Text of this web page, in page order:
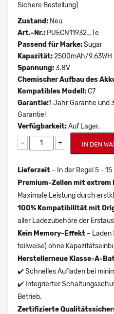
Sichere Bestellung)
Zustand: Neu
Art.-Nr.: PUECN11932_Te
Passend für Marke:Sugar
Kapazität:2500mAh/9.63WH
Spannung:3.8V
Chemischer Aufbau des
Kompatibles Modell:C7
Garantie:1 Jahr Garantie und
Garantie!
Verfügbarkeit:Auf Lager.
− + IN DEN
Lieferzeit – In der Regel 5 -
Premium-Zellen mit extrem
Maximale Leistung durch
100% Kompatibilität mit
aller Ladezubehöre der
Kein Memory-Effekt – Laden
teilweise) ohne
Herstellerneue Klasse-A-
✔️ Schnelles Aufladen bei
✔️ Integrierter
Betrieb.
Zertifizierte